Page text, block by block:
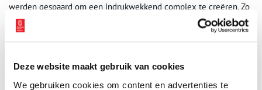
Deze website maakt gebruik van cookies
We gebruiken cookies om content en advertenties te
werden gespaard om een indrukwekkend complex te creëren. Zo
kwam er onder meer een ‘schelpengalerij’ met ‘grotwerk’. Hiervan
zijn de exotische gesteenten, schel­pen, koraal en grote brokken
‘bergkristal’ teruggevonden. Grotwerk komt in Nederland nog
dergelijke collectie is daarom een unicum.